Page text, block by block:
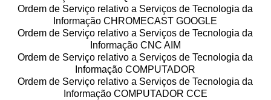
Ordem de Serviço relativo a Serviços de Tecnologia da
Informação CHROMECAST GOOGLE
Ordem de Serviço relativo a Serviços de Tecnologia da
Informação CNC AIM
Ordem de Serviço relativo a Serviços de Tecnologia da
Informação COMPUTADOR
Ordem de Serviço relativo a Serviços de Tecnologia da
Informação COMPUTADOR CCE